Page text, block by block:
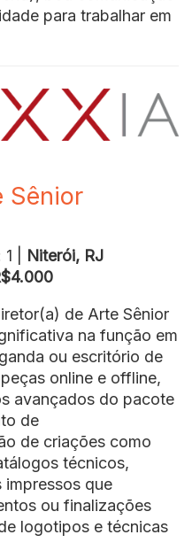
para trabalhar em
Sênior
| Niterói, RJ
de Arte Sênior
na função em
ou escritório de
online e offline,
avançados do pacote
de
de criações como
técnicos,
impressos que
ou finalizações
logotipos e técnicas